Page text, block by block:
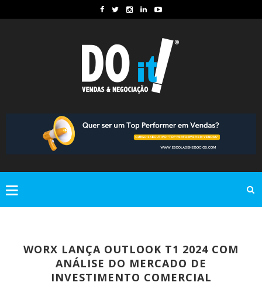
WORX LANÇA OUTLOOK T1 2024 COM
ANÁLISE DO MERCADO DE
INVESTIMENTO COMERCIAL